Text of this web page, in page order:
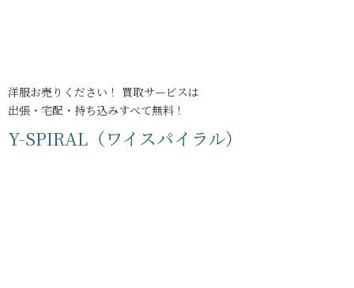
洋服お売りください！ 買取サービスは
出張・宅配・持ち込みすべて無料！
Y-SPIRAL（ワイスパイラル）